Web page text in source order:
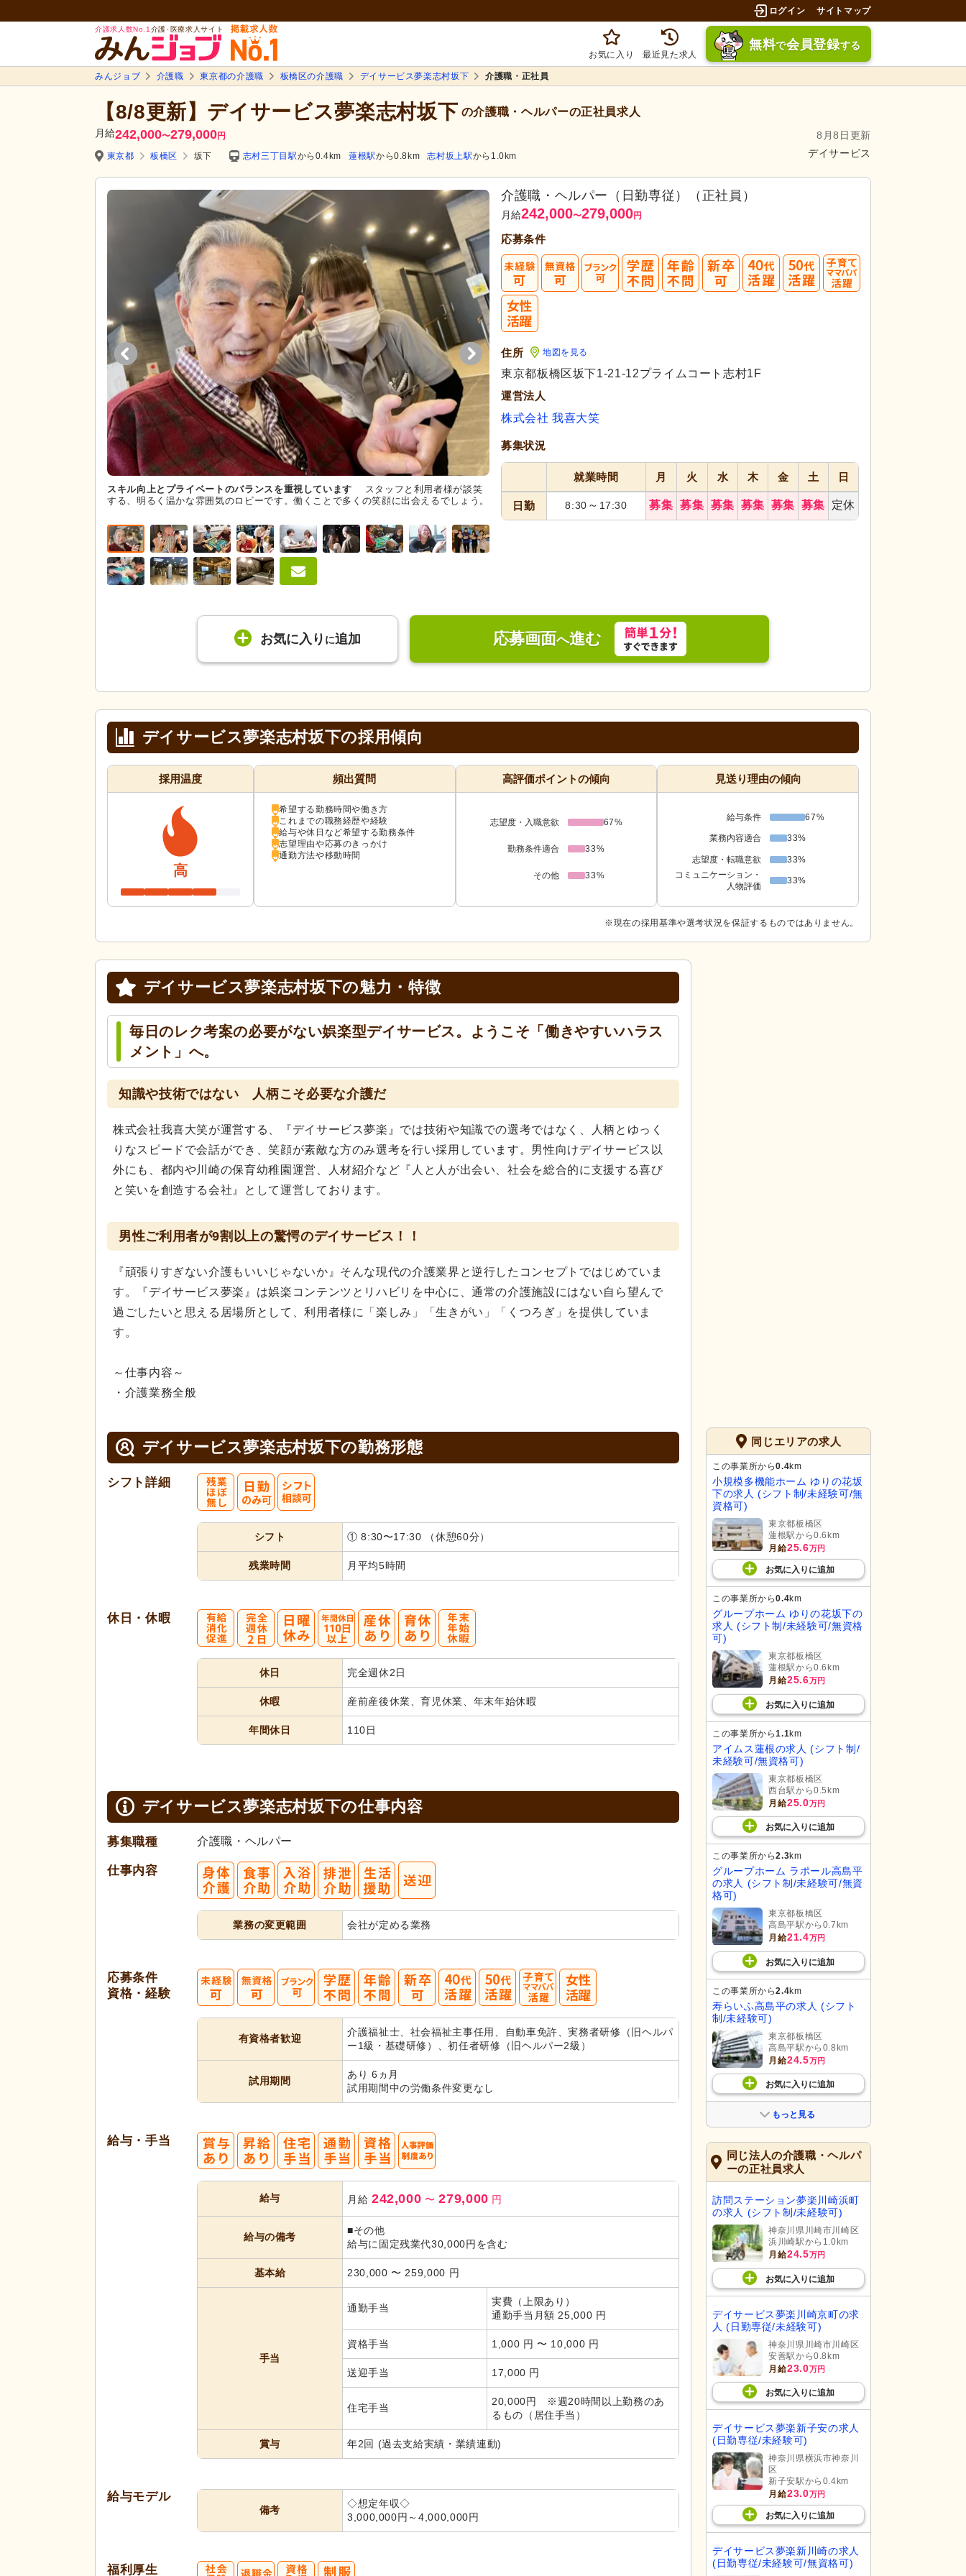
ログイン サイトマップ
介護求人数No.1 介護･医療求人サイト
お気に入り 最近見た求人
無料で会員登録する
みんジョブ 介護職 東京都の介護職 板橋区の介護職 デイサービス夢楽志村坂下 介護職・正社員
【8/8更新】デイサービス夢楽志村坂下 の介護職・ヘルパーの正社員求人
月給242,000〜279,000円
8月8日更新
デイサービス
東京都 板橋区 坂下 志村三丁目駅から0.4km 蓮根駅から0.8km 志村坂上駅から1.0km
スキル向上とプライベートのバランスを重視しています
スタッフと利用者様が談笑
する、明るく温かな雰囲気のロビーです。働くことで多くの笑顔に出会えるでしょう。
人と接することに喜びを感じる方には最適な環境です
明るい表情のスタッフが一緒
にポーズを取っており、和やかな職場の雰囲気が伝わってきます。働きやすい環境づく
りに努めている姿が見て取れます。
介護職・ヘルパー（日勤専従）（正社員）
月給242,000〜279,000円
応募条件
住所 地図を見る
東京都板橋区坂下1-21-12プライムコート志村1F
運営法人
株式会社 我喜大笑
募集状況
就業時間 月 火 水 木 金 土 日
日勤 8:30 ～ 17:30 募集 募集 募集 募集 募集 募集 定休
お気に入り に追加 応募画面へ進む
デイサービス夢楽志村坂下の採用傾向
採用温度
高
頻出質問
希望する勤務時間や働き方
これまでの職務経歴や経験
給与や休日など希望する勤務条件
志望理由や応募のきっかけ
通勤方法や移動時間
高評価ポイントの傾向
志望度・入職意欲 67%
勤務条件適合 33%
その他 33%
見送り理由の傾向
給与条件 67%
業務内容適合 33%
志望度・転職意欲
33%
コミュニケーション・
人物評価
33%
※現在の採用基準や選考状況を保証するものではありません。
デイサービス夢楽志村坂下の魅力・特徴
毎日のレク考案の必要がない娯楽型デイサービス。ようこそ「働きやすいハラス
メント」へ。
知識や技術ではない 人柄こそ必要な介護だ
株式会社我喜大笑が運営する、『デイサービス夢楽』では技術や知識での選考ではなく、人柄とゆっく
りなスピードで会話ができ、笑顔が素敵な方のみ選考を行い採用しています。男性向けデイサービス以
外にも、都内や川崎の保育幼稚園運営、人材紹介など『人と人が出会い、社会を総合的に支援する喜び
と笑いを創造する会社』として運営しております。
男性ご利用者が9割以上の驚愕のデイサービス！！
『頑張りすぎない介護もいいじゃないか』そんな現代の介護業界と逆行したコンセプトではじめていま
す。『デイサービス夢楽』は娯楽コンテンツとリハビリを中心に、通常の介護施設にはない自ら望んで
過ごしたいと思える居場所として、利用者様に「楽しみ」「生きがい」「くつろぎ」を提供していま
す。
～仕事内容～
・介護業務全般
デイサービス夢楽志村坂下の勤務形態
シフト詳細
シフト ① 8:30〜17:30 （休憩60分）
残業時間 月平均5時間
休日・休暇
休日 完全週休2日
休暇 産前産後休業、育児休業、年末年始休暇
年間休日 110日
デイサービス夢楽志村坂下の仕事内容
募集職種 介護職・ヘルパー
仕事内容
業務の変更範囲 会社が定める業務
応募条件
資格・経験
有資格者歓迎
介護福祉士、社会福祉主事任用、自動車免許、実務者研修（旧ヘルパ
ー1級・基礎研修）、初任者研修（旧ヘルパー2級）
試用期間
あり 6ヵ月
試用期間中の労働条件変更なし
給与・手当
給与 月給 242,000 〜 279,000 円
給与の備考
■その他
給与に固定残業代30,000円を含む
基本給 230,000 〜 259,000 円
手当
通勤手当
実費（上限あり）
通勤手当月額 25,000 円
資格手当 1,000 円 〜 10,000 円
送迎手当 17,000 円
住宅手当
20,000円 ※週20時間以上勤務のあ
るもの（居住手当）
賞与 年2回 (過去支給実績・業績連動)
給与モデル
備考
◇想定年収◇
3,000,000円～4,000,000円
福利厚生
同じエリアの求人
この事業所から0.4km
小規模多機能ホーム ゆりの花坂
下の求人 (シフト制/未経験可/無
資格可)
東京都板橋区
蓮根駅から0.6km
月給25.6万円
お気に入り に追加
この事業所から0.4km
グループホーム ゆりの花坂下の
求人 (シフト制/未経験可/無資格
可)
東京都板橋区
蓮根駅から0.6km
月給25.6万円
お気に入り に追加
この事業所から1.1km
アイムス蓮根の求人 (シフト制/
未経験可/無資格可)
東京都板橋区
西台駅から0.5km
月給25.0万円
お気に入り に追加
この事業所から2.3km
グループホーム ラポール高島平
の求人 (シフト制/未経験可/無資
格可)
東京都板橋区
高島平駅から0.7km
月給21.4万円
お気に入り に追加
この事業所から2.4km
寿らいふ高島平の求人 (シフト
制/未経験可)
東京都板橋区
高島平駅から0.8km
月給24.5万円
お気に入り に追加
もっと見る
同じ法人の介護職・ヘルパ
ーの正社員求人
訪問ステーション夢楽川崎浜町
の求人 (シフト制/未経験可)
神奈川県川崎市川崎区
浜川崎駅から1.0km
月給24.5万円
お気に入り に追加
デイサービス夢楽川崎京町の求
人 (日勤専従/未経験可)
神奈川県川崎市川崎区
安善駅から0.8km
月給23.0万円
お気に入り に追加
デイサービス夢楽新子安の求人
(日勤専従/未経験可)
神奈川県横浜市神奈川
区
新子安駅から0.4km
月給23.0万円
お気に入り に追加
デイサービス夢楽新川崎の求人
(日勤専従/未経験可/無資格可)